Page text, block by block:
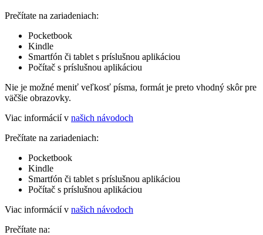
Prečítate na zariadeniach:
Pocketbook
Kindle
Smartfón či tablet s príslušnou aplikáciou
Počítač s príslušnou aplikáciou
Nie je možné meniť veľkosť písma, formát je preto vhodný skôr pre
väčšie obrazovky.
Viac informácií v našich návodoch
Prečítate na zariadeniach:
Pocketbook
Kindle
Smartfón či tablet s príslušnou aplikáciou
Počítač s príslušnou aplikáciou
Viac informácií v našich návodoch
Prečítate na: